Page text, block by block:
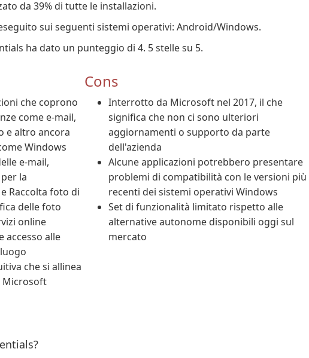
da 39% di tutte le installazioni.
sui seguenti sistemi operativi: Android/Windows.
ha dato un punteggio di 4. 5 stelle su 5.
che coprono
come e-mail,
e altro ancora
Windows
e-mail,
la
Raccolta foto di
delle foto
online
accesso alle
che si allinea
Microsoft
Cons
Interrotto da Microsoft nel 2017, il che
significa che non ci sono ulteriori
aggiornamenti o supporto da parte
dell'azienda
Alcune applicazioni potrebbero presentare
problemi di compatibilità con le versioni più
recenti dei sistemi operativi Windows
Set di funzionalità limitato rispetto alle
alternative autonome disponibili oggi sul
mercato